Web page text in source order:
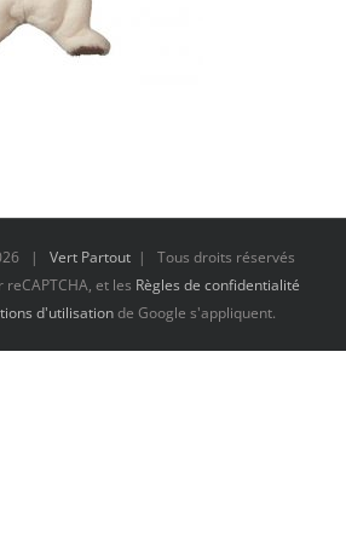
| Vert Partout | Tous droits réservés
et les Règles de confidentialité
d'utilisationde Google s'appliquent.